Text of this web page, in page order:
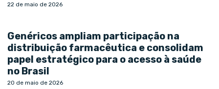
22 de maio de 2026
Genéricos ampliam participação na
distribuição farmacêutica e consolidam
papel estratégico para o acesso à saúde
no Brasil
20 de maio de 2026